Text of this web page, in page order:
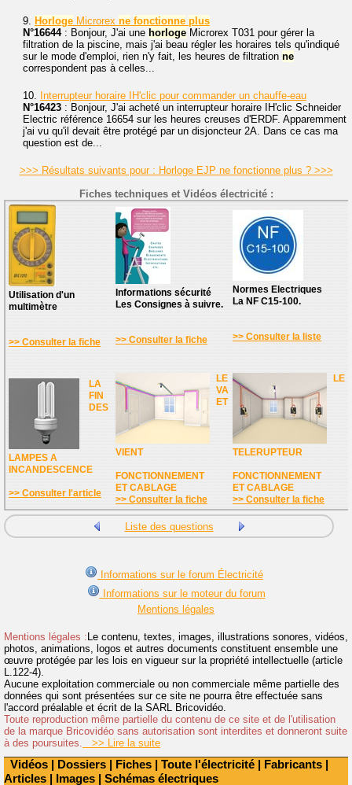
Vidéos | Dossiers | Fiches | Toute l'électricité | Fabricants |
Articles | Images | Schémas électriques
9. Horloge Microrex ne fonctionne plus
N°16644: Bonjour, J'ai une horloge Microrex T031 pour gérer la
filtration de la piscine, mais j'ai beau régler les horaires tels qu'indiqué
sur le mode d'emploi, rien n'y fait, les heures de filtration ne
correspondent pas à celles...
10. Interrupteur horaire IH'clic pour commander un chauffe-eau
N°16423 : Bonjour, J'ai acheté un interrupteur horaire IH'clic Schneider
Electric référence 16654 sur les heures creuses d'ERDF. Apparemment
j'ai vu qu'il devait être protégé par un disjoncteur 2A. Dans ce cas ma
question est de...
>>> Résultats suivants pour : Horloge EJP ne fonctionne plus ? >>>
Fiches techniques et Vidéos électricité :
Utilisation d'un
multimètre
>> Consulter la fiche
Informations sécurité
Les Consignes à suivre.
>> Consulter la fiche
Normes Electriques
La NF C15-100.
>> Consulter la liste
LA
FIN
DES
LAMPES A
INCANDESCENCE
>> Consulter l'article
LE
VA
ET
VIENT
FONCTIONNEMENT
ET CABLAGE
>> Consulter la fiche
LE
TELERUPTEUR
FONCTIONNEMENT
ET CABLAGE
>> Consulter la fiche
Liste des questions
Informations sur le forum Électricité
Informations sur le moteur du forum
Mentions légales
Mentions légales :Le contenu, textes, images, illustrations sonores, vidéos,
photos, animations, logos et autres documents constituent ensemble une
œuvre protégée par les lois en vigueur sur la propriété intellectuelle (article
L.122-4).
Aucune exploitation commerciale ou non commerciale même partielle des
données qui sont présentées sur ce site ne pourra être effectuée sans
l'accord préalable et écrit de la SARL Bricovidéo.
Toute reproduction même partielle du contenu de ce site et de l'utilisation
de la marque Bricovidéo sans autorisation sont interdites et donneront suite
à des poursuites.
>> Lire la suite